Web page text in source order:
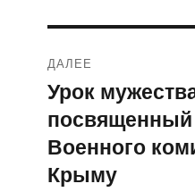
ДАЛЕЕ
Следующая
запись:
Урок
Военного
Крыму